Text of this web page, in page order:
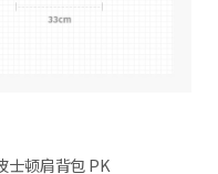
士顿肩背包 PK